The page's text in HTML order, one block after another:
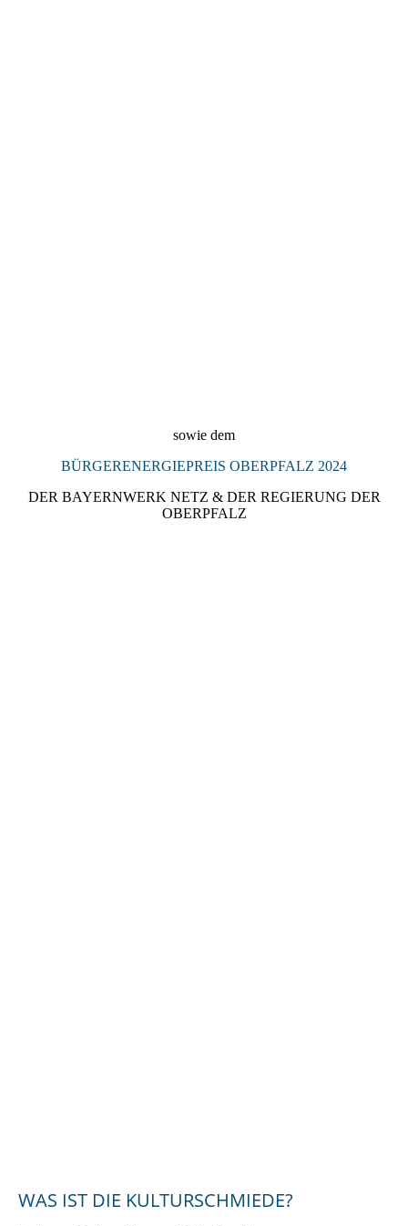
sowie dem
BÜRGERENERGIEPREIS OBERPFALZ 2024
DER BAYERNWERK NETZ & DER REGIERUNG DER
OBERPFALZ
WAS IST DIE KULTURSCHMIEDE?